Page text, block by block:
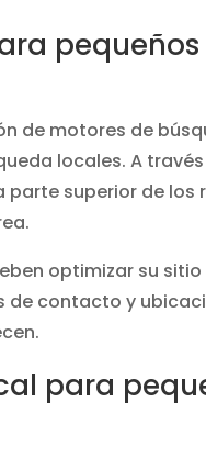
de motores de
locales. A través
superior de los
optimizar su
de contacto y
para